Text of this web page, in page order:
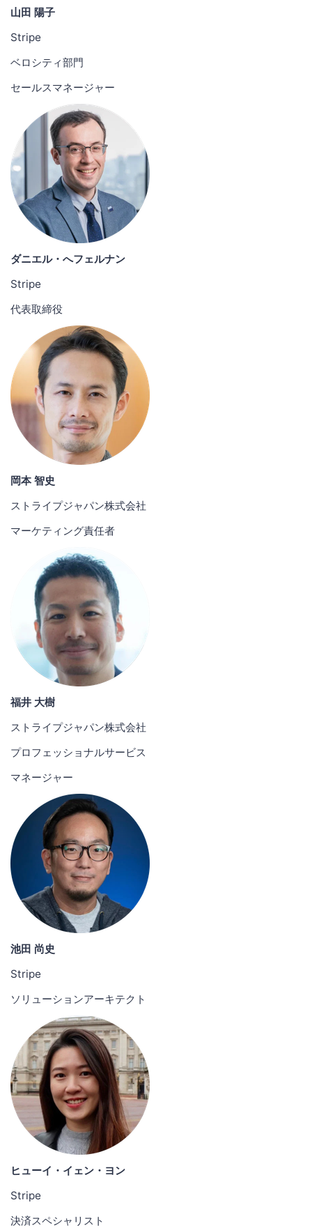
山田 陽子
Stripe
ベロシティ部門
セールスマネージャー
ダニエル・へフェルナン
Stripe
代表取締役
岡本 智史
ストライプジャパン株式会社
マーケティング責任者
福井 大樹
ストライプジャパン株式会社
プロフェッショナルサービス
マネージャー
池田 尚史
Stripe
ソリューションアーキテクト
ヒューイ・イェン・ヨン
Stripe
決済スペシャリスト